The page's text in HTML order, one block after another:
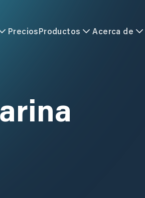
PreciosProductos Acerca de